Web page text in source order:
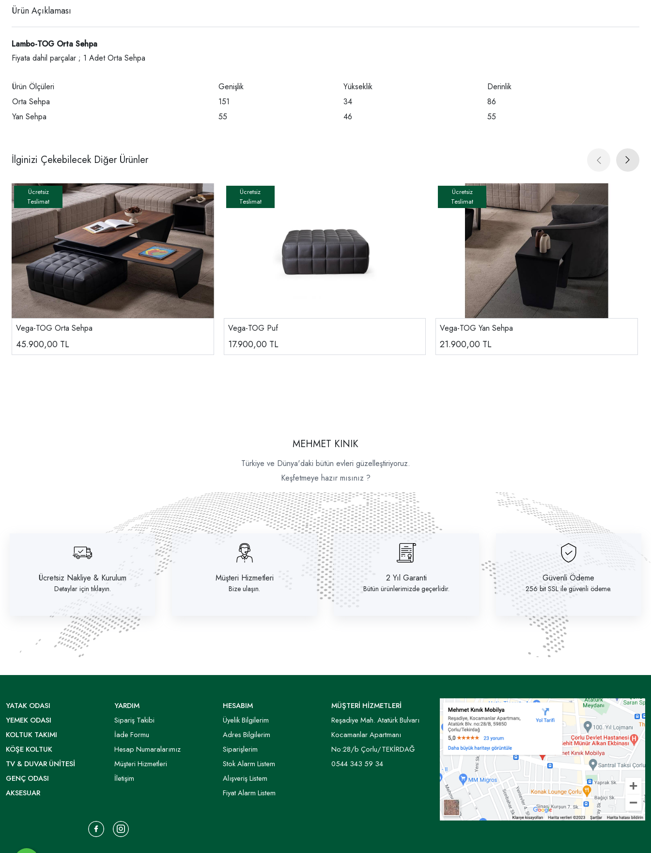
Ürün Açıklaması
Lambo-TOG Orta Sehpa
Fiyata dahil parçalar ; 1 Adet Orta Sehpa
Ürün Ölçüleri Genişlik Yükseklik
Derinlik
Orta Sehpa
151 34
86
Yan Sehpa
55 46 55
İlginizi Çekebilecek Diğer Ürünler
Vega-TOG Orta Sehpa
45.900,00 TL
Vega-TOG Puf
17.900,00 TL
Vega-TOG Yan Sehpa
21.900,00 TL
MEHMET KINIK
Türkiye ve Dünya'daki bütün evleri güzelleştiriyoruz.
Keşfetmeye hazır mısınız ?
Ücretsiz Nakliye & Kurulum
Detaylar için tıklayın.
Müşteri Hizmetleri
Bize ulaşın.
2 Yıl Garanti
Bütün ürünlerimizde geçerlidir.
Güvenli Ödeme
256 bit SSL ile güvenli ödeme.
YATAK ODASI
YEMEK ODASI
KOLTUK TAKIMI
KÖŞE KOLTUK
TV & DUVAR ÜNITESI
GENÇ ODASI
AKSESUAR
YARDIM
Sipariş Takibi
İade Formu
Hesap Numaralarımız
Müşteri Hizmetleri
İletişim
HESABIM
Üyelik Bilgilerim
Adres Bilgilerim
Siparişlerim
Stok Alarm Listem
Alışveriş Listem
Fiyat Alarm Listem
MÜŞTERİ HİZMETLERİ
Reşadiye Mah. Atatürk Bulvarı
Kocamanlar Apartmanı
No:28/b Çorlu/TEKİRDAĞ
0544 343 59 34